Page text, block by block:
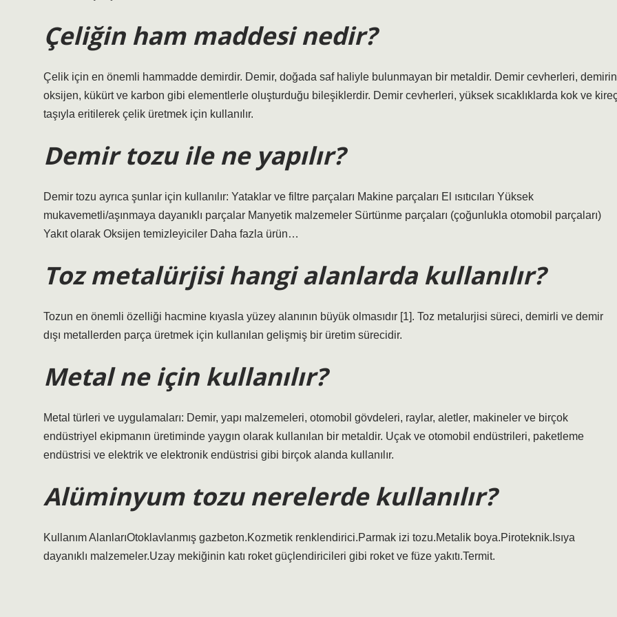
Çeliğin ham maddesi nedir?
Çelik için en önemli hammadde demirdir. Demir, doğada saf haliyle bulunmayan bir metaldir. Demir cevherleri, demirin
oksijen, kükürt ve karbon gibi elementlerle oluşturduğu bileşiklerdir. Demir cevherleri, yüksek sıcaklıklarda kok ve
taşıyla eritilerek çelik üretmek için kullanılır.
Demir tozu ile ne yapılır?
Demir tozu ayrıca şunlar için kullanılır: Yataklar ve filtre parçaları Makine parçaları El ısıtıcıları Yüksek
mukavemetli/aşınmaya dayanıklı parçalar Manyetik malzemeler Sürtünme parçaları (çoğunlukla otomobil parçaları)
Yakıt olarak Oksijen temizleyiciler Daha fazla ürün…
Toz metalürjisi hangi alanlarda kullanılır?
Tozun en önemli özelliği hacmine kıyasla yüzey alanının büyük olmasıdır [1]. Toz metalurjisi süreci, demirli ve demir
dışı metallerden parça üretmek için kullanılan gelişmiş bir üretim sürecidir.
Metal ne için kullanılır?
Metal türleri ve uygulamaları: Demir, yapı malzemeleri, otomobil gövdeleri, raylar, aletler, makineler ve birçok
endüstriyel ekipmanın üretiminde yaygın olarak kullanılan bir metaldir. Uçak ve otomobil endüstrileri, paketleme
endüstrisi ve elektrik ve elektronik endüstrisi gibi birçok alanda kullanılır.
Alüminyum tozu nerelerde kullanılır?
Kullanım AlanlarıOtoklavlanmış gazbeton.Kozmetik renklendirici.Parmak izi tozu.Metalik boya.Piroteknik.Isıya
dayanıklı malzemeler.Uzay mekiğinin katı roket güçlendiricileri gibi roket ve füze yakıtı.Termit.